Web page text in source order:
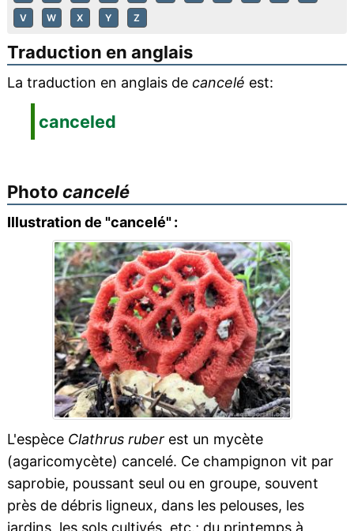
V W X Y Z
Traduction en anglais
La traduction en anglais de cancelé est:
canceled
Photo cancelé
Illustration de "cancelé" :
L'espèce Clathrus ruberest un mycète
(agaricomycète) cancelé. Ce champignon vit par
saprobie, poussant seul ou en groupe, souvent
près de débris ligneux, dans les pelouses, les
jardins, les sols cultivés, etc.; du printemps à